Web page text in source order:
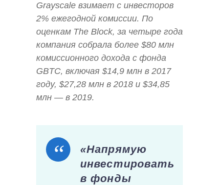
Grayscale взимает с инвесторов
2% ежегодной комиссии. По
оценкам The Block, за четыре года
компания собрала более $80 млн
комиссионного дохода с фонда
GBTC, включая $14,9 млн в 2017
году, $27,28 млн в 2018 и $34,85
млн — в 2019.
«Напрямую
инвестировать
в фонды